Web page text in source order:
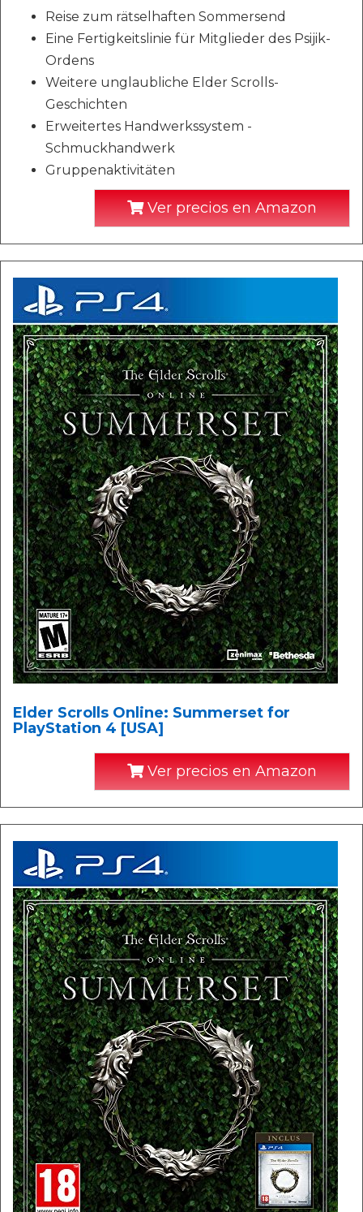
Reise zum rätselhaften Sommersend
Eine Fertigkeitslinie für Mitglieder des Psijik-
Ordens
Weitere unglaubliche Elder Scrolls-
Geschichten
Erweitertes Handwerkssystem -
Schmuckhandwerk
Gruppenaktivitäten
Ver precios en Amazon
Elder Scrolls Online: Summerset for
PlayStation 4 [USA]
Ver precios en Amazon